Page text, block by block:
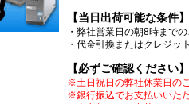
【当日出荷可能な条件】
・弊社営業日の朝8時まで
・代金引換またはクレジッ
【必ずご確認ください】
※土日祝日の弊社休業日の
※銀行振込でお支払いいた